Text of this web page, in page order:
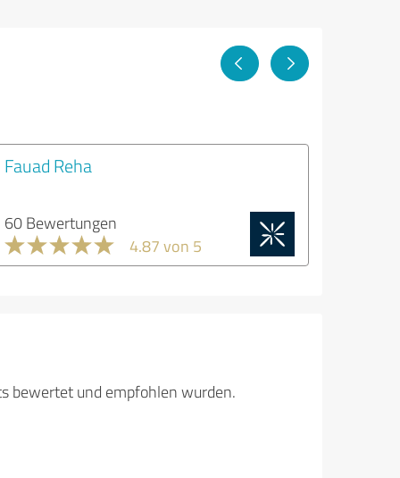
Fauad Reha
60 Bewertungen
4.87 von 5
bewertet und empfohlen wurden.